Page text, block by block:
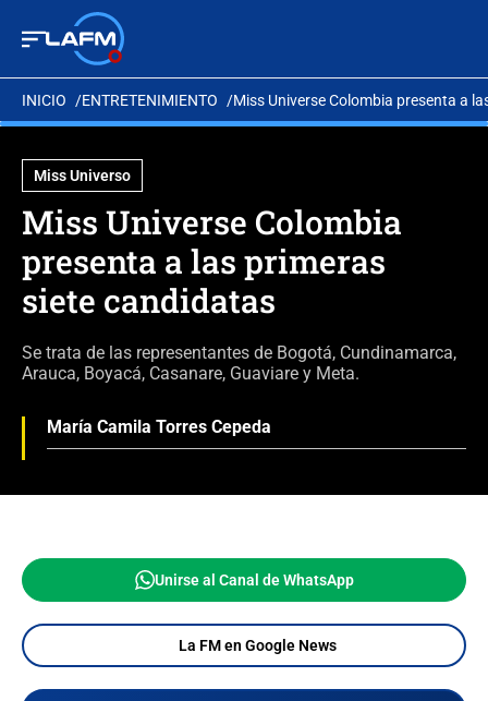
INICIO ENTRETENIMIENTO Miss Universe Colombia presenta a
Miss Universo
Miss Universe Colombia
presenta a las primeras
siete candidatas
Se trata de las representantes de Bogotá, Cundinamarca,
Arauca, Boyacá, Casanare, Guaviare y Meta.
María Camila Torres Cepeda
Unirse al Canal de WhatsApp
La FM en Google News